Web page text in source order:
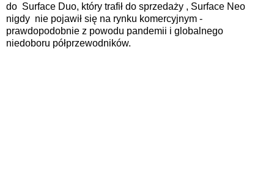
do Surface Duo, który trafił do sprzedaży , Surface Neo
nigdy nie pojawił się na rynku komercyjnym -
prawdopodobnie z powodu pandemii i globalnego
niedoboru półprzewodników.